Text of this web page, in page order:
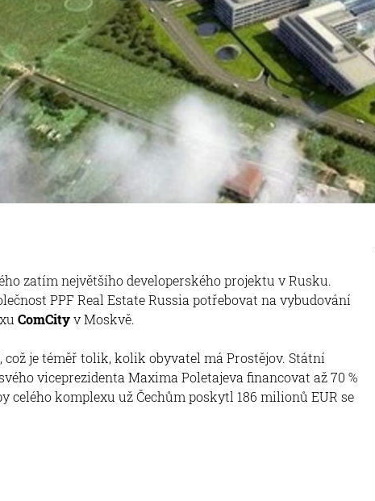
zatím největšího developerského projektu v Rusku.
PPF Real Estate Russia potřebovat na vybudování
ComCityv Moskvě.
, což je téměř tolik, kolik obyvatel má Prostějov. Státní
viceprezidenta Maxima Poletajeva financovat až 70 %
celého komplexu už Čechům poskytl 186 milionů EUR se